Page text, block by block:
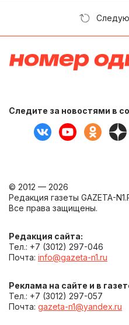
Следите за новостями в
© 2012 — 2026
Редакция газеты GAZETA-
Все права защищены.
Редакция сайта:
Тел.: +7 (3012) 297-046
Почта: info@gazeta-n1.ru
Реклама на сайте и в
Тел.: +7 (3012) 297-057
Почта: gazeta-n1@yandex.ru